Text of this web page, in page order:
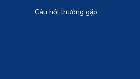
Câu hỏi thường gặp